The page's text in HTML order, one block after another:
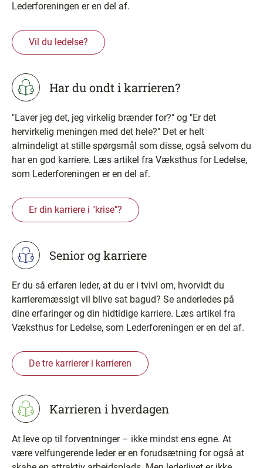
Lederforeningen er en del af.
Vil du ledelse?
Har du ondt i karrieren?
"Laver jeg det, jeg virkelig brænder for?" og "Er det
hervirkelig meningen med det hele?" Det er helt
almindeligt at stille spørgsmål som disse, også selvom du
har en god karriere. Læs artikel fra Væksthus for Ledelse,
som Lederforeningen er en del af.
Er din karriere i "krise"?
Senior og karriere
Er du så erfaren leder, at du er i tvivl om, hvorvidt du
karrieremæssigt vil blive sat bagud? Se anderledes på
dine erfaringer og din hidtidige karriere. Læs artikel fra
Væksthus for Ledelse, som Lederforeningen er en del af.
De tre karrierer i karrieren
Karrieren i hverdagen
At leve op til forventninger – ikke mindst ens egne. At
være velfungerende leder er en forudsætning for også at